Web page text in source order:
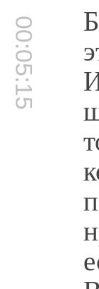
00:05:15